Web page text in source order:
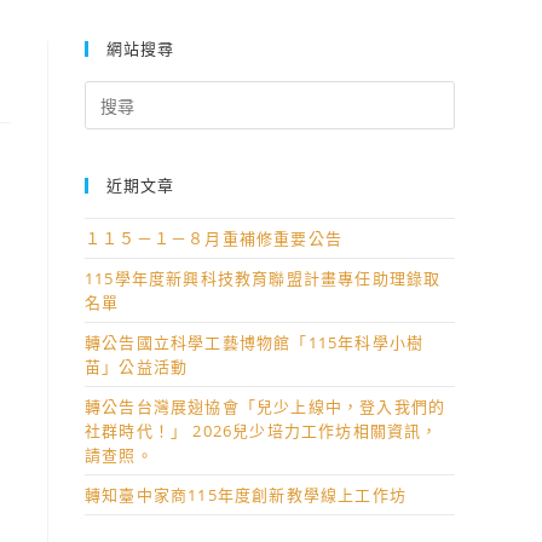
網站搜尋
for:
近期文章
１１５－１－８月重補修重要公告
115學年度新興科技教育聯盟計畫專任助理錄取
名單
轉公告國立科學工藝博物館「115年科學小樹
苗」公益活動
轉公告台灣展翅協會「兒少上線中，登入我們的
社群時代！」 2026兒少培力工作坊相關資訊，
請查照。
轉知臺中家商115年度創新教學線上工作坊